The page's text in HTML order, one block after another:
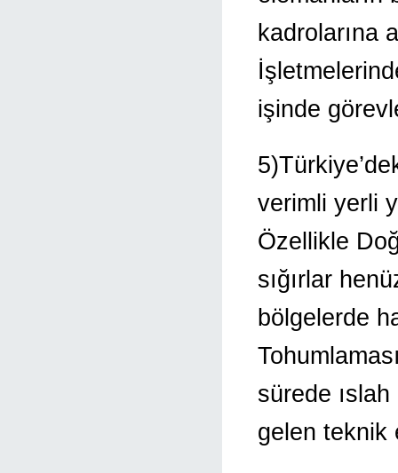
kadrolarına
işinde
verimli yerli
Özellikle
sığırlar
bölgelerde
sürede
gelen teknik